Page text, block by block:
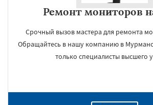
Ремонт мониторов
Срочный вызов мастера для ремонта
Обращайтесь в нашу компанию в
только специалисты высшего